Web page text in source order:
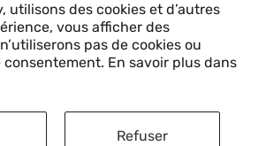
utilisons des cookies et d’autres
vous afficher des
pas de cookies ou
En savoir plus dans
Refuser
remboursementConditions d'utilisation